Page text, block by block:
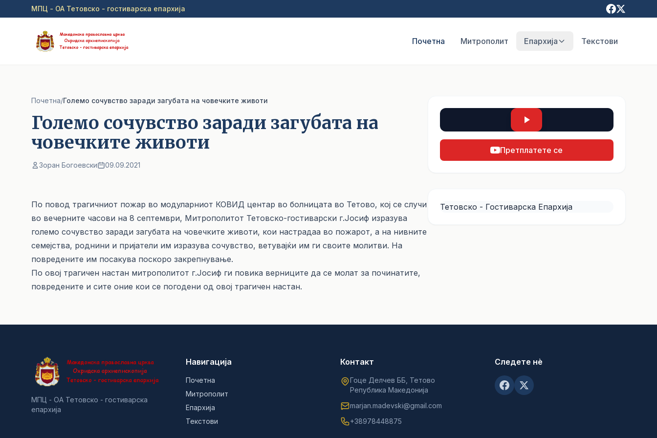
Прејди на главна содржина
МПЦ - ОА Тетовско - гостиварска епархија
Почетна Митрополит Епархија Текстови
Почетна/Големо сочувство заради загубата на човечките животи
Големо сочувство заради загубата на
човечките животи
Зоран Богоевски 09.09.2021
По повод трагичниот пожар во модуларниот КОВИД центар во болницата во Тетово, кој се случи
во вечерните часови на 8 септември, Митрополитот Тетовско-гостиварски г.Јосиф изразува
големо сочувство заради загубата на човечките животи, кои настрадаа во пожарот, а на нивните
семејства, роднини и пријатели им изразува сочувство, ветувајќи им ги своите молитви. На
повредените им посакува поскоро закрепнување.
По овој трагичен настан митрополитот г.Јосиф ги повика верниците да се молат за починатите,
повредените и сите оние кои се погодени од овој трагичен настан.
Претплатете се
Тетовско - Гостиварска Епархија
МПЦ - ОА Тетовско - гостиварска
епархија
Навигација
Почетна
Митрополит
Епархија
Текстови
Контакт
Гоце Делчев ББ, Тетово
Република Македонија
marjan.madevski@gmail.com
+38978448875
Следете нè